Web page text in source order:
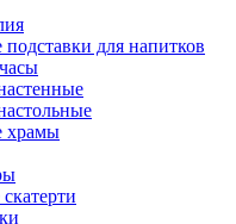
для напитков
храмы